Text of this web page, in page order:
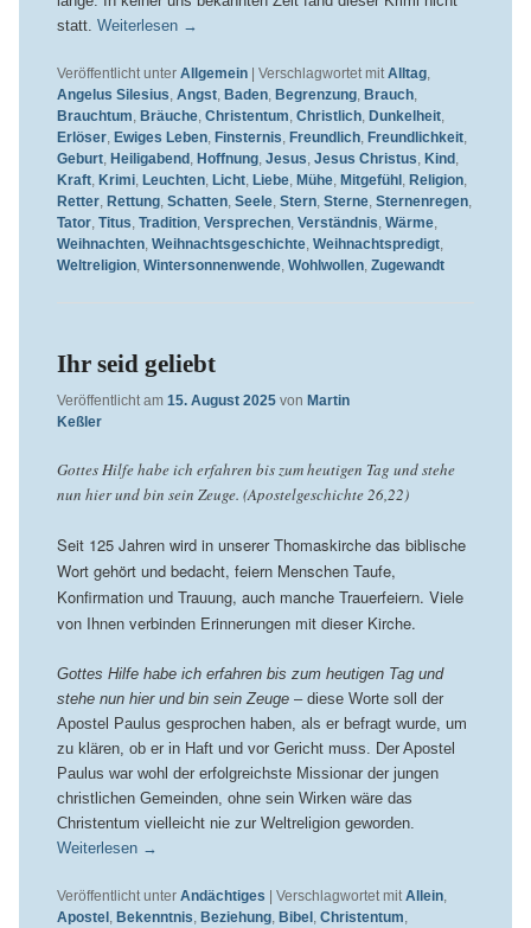
statt. Weiterlesen →
Veröffentlicht unter Allgemein Verschlagwortet mit Alltag,
Angelus Silesius, Angst, Baden, Begrenzung, Brauch,
Brauchtum, Bräuche, Christentum, Christlich, Dunkelheit,
Erlöser, Ewiges Leben, Finsternis, Freundlich, Freundlichkeit,
Geburt, Heiligabend , Hoffnung, Jesus, Jesus Christus, Kind ,
Kraft, Krimi, Leuchten, Licht, Liebe, Mühe, Mitgefühl , Religion,
Retter, Rettung, Schatten, Seele, Stern, Sterne, Sternenregen,
Tator, Titus, Tradition, Versprechen, Verständnis, Wärme,
Weihnachten, Weihnachtsgeschichte, Weihnachtspredigt,
Weltreligion, Wintersonnenwende, Wohlwollen, Zugewandt
Ihr seid geliebt
Veröffentlicht am 15. August 2025 von Martin
Keßler
Gottes Hilfe habe ich erfahren bis zum heutigen Tag und stehe
nun hier und bin sein Zeuge. (Apostelgeschichte 26,22)
Seit 125 Jahren wird in unserer Thomaskirche das biblische
Wort gehört und bedacht, feiern Menschen Taufe,
Konfirmation und Trauung, auch manche Trauerfeiern. Viele
von Ihnen verbinden Erinnerungen mit dieser Kirche.
Gottes Hilfe habe ich erfahren bis zum heutigen Tag und
stehe nun hier und bin sein Zeuge– diese Worte soll der
Apostel Paulus gesprochen haben, als er befragt wurde, um
zu klären, ob er in Haft und vor Gericht muss. Der Apostel
Paulus war wohl der erfolgreichste Missionar der jungen
christlichen Gemeinden, ohne sein Wirken wäre das
Christentum vielleicht nie zur Weltreligion geworden.
Weiterlesen →
Veröffentlicht unter Andächtiges Verschlagwortet mit Allein,
Apostel , Bekenntnis, Beziehung, Bibel , Christentum,